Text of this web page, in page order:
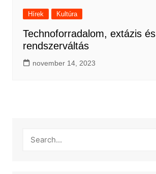
Hírek Kultúra
Technoforradalom, extázis és
rendszerváltás
november 14, 2023